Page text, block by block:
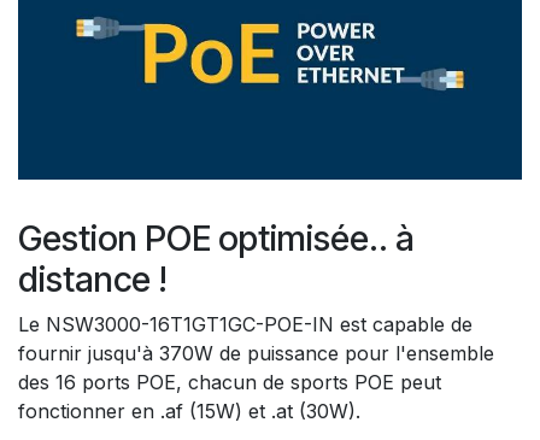
Gestion POE optimisée.. à
distance !
Le NSW3000-16T1GT1GC-POE-IN est capable de
fournir jusqu'à 370W de puissance pour l'ensemble
des 16 ports POE, chacun de sports POE peut
fonctionner en .af (15W) et .at (30W).